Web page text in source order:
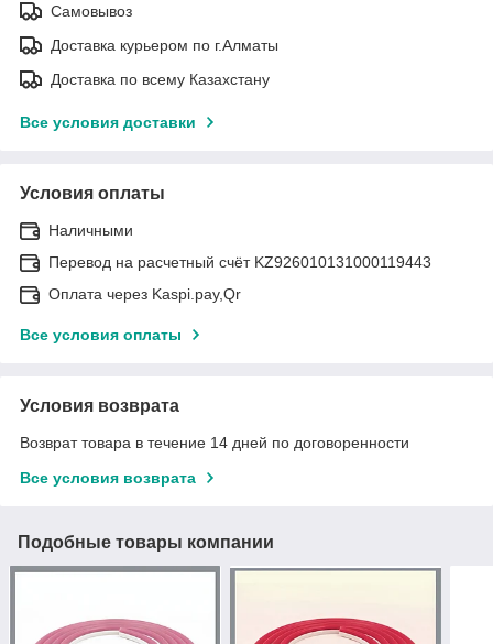
Самовывоз
Доставка курьером по г.Алматы
Доставка по всему Казахстану
Все условия доставки
Условия оплаты
Наличными
Перевод на расчетный счёт KZ926010131000119443
Оплата через Kaspi.pay,Qr
Все условия оплаты
Условия возврата
Возврат товара в течение 14 дней по договоренности
Все условия возврата
Подобные товары компании